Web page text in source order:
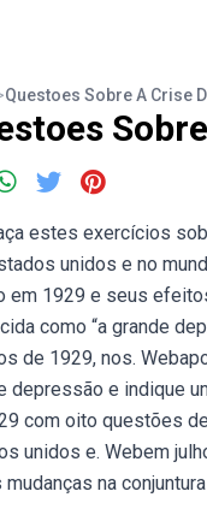
Questoes Sobre A Crise
estes exercícios
unidos e no
em 1929 e seus
como “a grande
de 1929, nos.
depressão e indique
com oito questões
unidos e. Webem
na